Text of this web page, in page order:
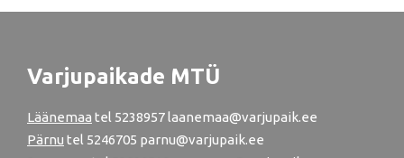
Varjupaikade MTÜ
Läänemaa tel 5238957 laanemaa@varjupaik.ee
Pärnu tel 5246705 parnu@varjupaik.ee